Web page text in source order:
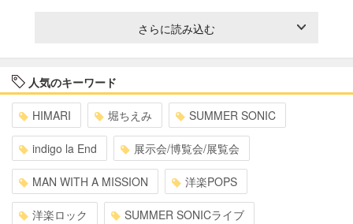
さらに読み込む
人気のキーワード
HIMARI 堀ちえみ SUMMER SONIC
indigo la End 展示会/博覧会/展覧会
MAN WITH A MISSION 洋楽POPS
洋楽ロック SUMMER SONICライブ